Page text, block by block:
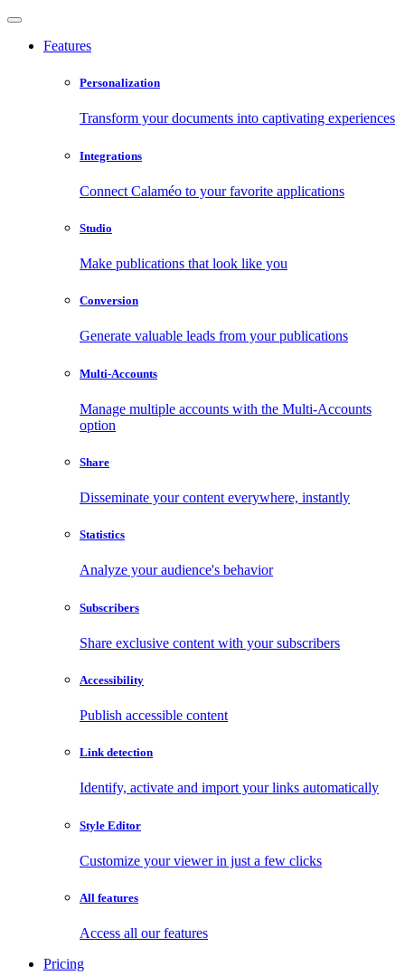
Features
Personalization
Transform your documents into captivating experiences
Integrations
Connect Calaméo to your favorite applications
Studio
Make publications that look like you
Conversion
Generate valuable leads from your publications
Multi-Accounts
Manage multiple accounts with the Multi-Accounts
option
Share
Disseminate your content everywhere, instantly
Statistics
Analyze your audience's behavior
Subscribers
Share exclusive content with your subscribers
Accessibility
Publish accessible content
Link detection
Identify, activate and import your links automatically
Style Editor
Customize your viewer in just a few clicks
All features
Access all our features
Pricing